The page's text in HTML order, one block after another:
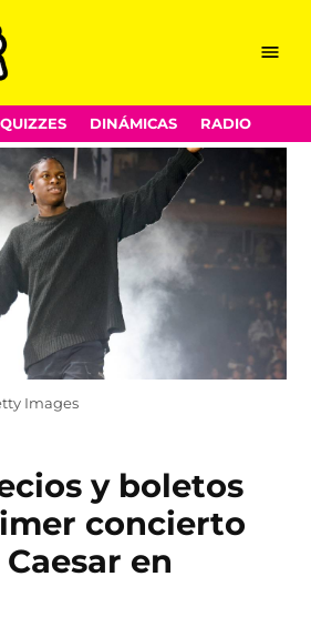
Menu
QUIZZES DINÁMICAS RADIO
Images
y boletos
concierto
en